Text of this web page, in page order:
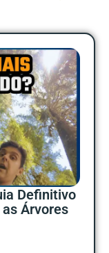
Definitivo
Árvores